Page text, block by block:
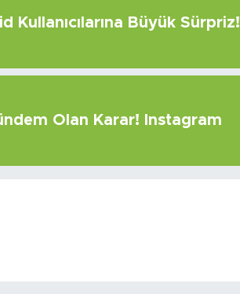
Büyük Sürpriz!
Olan Karar! Instagram